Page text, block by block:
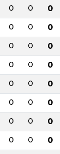
0 0 0
0 0 0
0 0 0
0 0 0
0 0 0
0 0 0
0 0 0
0 0 0